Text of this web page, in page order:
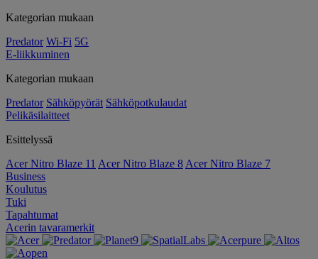
Kategorian mukaan
Predator Wi-Fi 5G
E-liikkuminen
Kategorian mukaan
Predator Sähköpyörät Sähköpotkulaudat
Pelikäsilaitteet
Esittelyssä
Acer Nitro Blaze 11 Acer Nitro Blaze 8 Acer Nitro Blaze 7
Business
Koulutus
Tuki
Tapahtumat
Acerin tavaramerkit